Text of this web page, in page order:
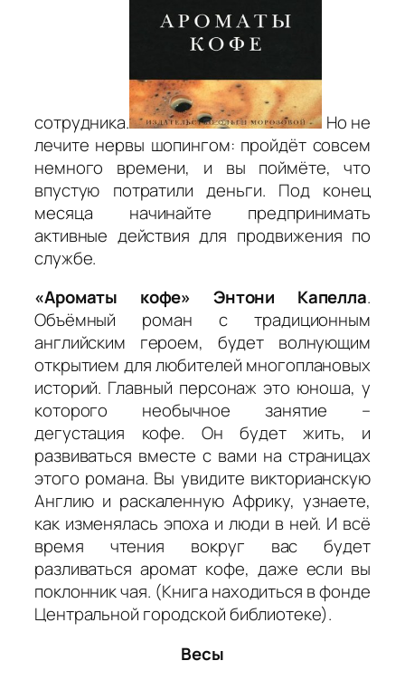
сотрудника.
Но не
лечите нервы шопингом: пройдёт совсем
немного времени, и вы поймёте, что
впустую потратили деньги. Под конец
месяца начинайте предпринимать
активные действия для продвижения по
службе.
«Ароматы кофе» Энтони Капелла.
Объёмный роман с традиционным
английским героем, будет волнующим
открытием для любителей многоплановых
историй. Главный персонаж это юноша, у
которого необычное занятие –
дегустация кофе. Он будет жить, и
развиваться вместе с вами на страницах
этого романа. Вы увидите викторианскую
Англию и раскаленную Африку, узнаете,
как изменялась эпоха и люди в ней. И всё
время чтения вокруг вас будет
разливаться аромат кофе, даже если вы
поклонник чая. (Книга находиться в фонде
Центральной городской библиотеке).
Весы